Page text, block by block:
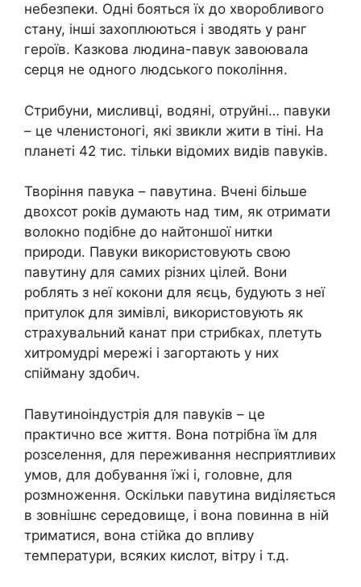
небезпеки. Одні бояться їх до хворобливого
стану, інші захоплюються і зводять у ранг
героїв. Казкова людина-павук завоювала
серця не одного людського покоління.
Стрибуни, мисливці, водяні, отруйні… павуки
– це членистоногі, які звикли жити в тіні. На
планеті 42 тис. тільки відомих видів павуків.
Творіння павука – павутина. Вчені більше
двохсот років думають над тим, як отримати
волокно подібне до найтоншої нитки
природи. Павуки використовують свою
павутину для самих різних цілей. Вони
роблять з неї кокони для яєць, будують з неї
притулок для зимівлі, використовують як
страхувальний канат при стрибках, плетуть
хитромудрі мережі і загортають у них
спійману здобич.
Павутиноіндустрія для павуків – це
практично все життя. Вона потрібна їм для
розселення, для переживання несприятливих
умов, для добування їжі і, головне, для
розмноження. Оскільки павутина виділяється
в зовнішнє середовище, і вона повинна в ній
триматися, вона стійка до впливу
температури, всяких кислот, вітру і т.д.